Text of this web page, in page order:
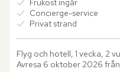
Frukost ingår
Concierge-service
Privat strand
Flyg och hotell, 1 vecka, 2
Avresa 6 oktober 2026